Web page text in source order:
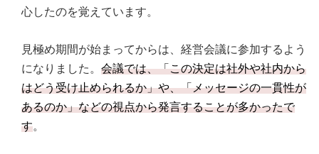
心したのを覚えています。
見極め期間が始まってからは、経営会議に参加するよう
になりました。 会議では、「この決定は社外や社内から
はどう受け止められるか」や、「メッセージの一貫性が
あるのか」などの視点から発言することが多かったで
す。